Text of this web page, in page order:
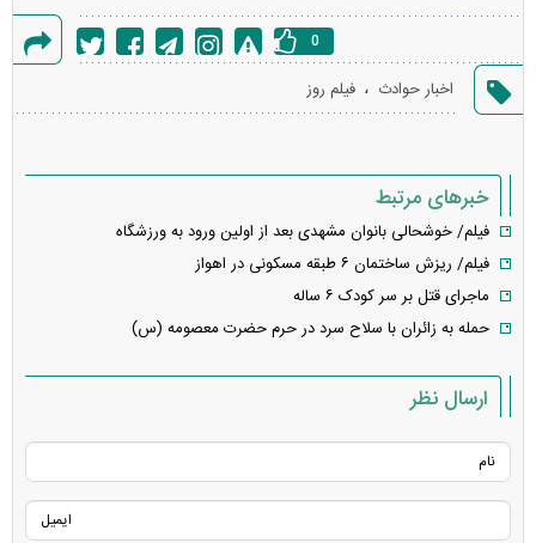
خطا
0
اخبار حوادث ، فیلم روز
خبرهای مرتبط
فیلم/ خوشحالی بانوان مشهدی بعد از اولین ورود به ورزشگاه
فیلم/ ریزش ساختمان ۶ طبقه مسکونی در اهواز
ماجرای قتل بر سر کودک ۶ ساله
حمله به زائران با سلاح سرد در حرم حضرت معصومه (س)
ارسال نظر